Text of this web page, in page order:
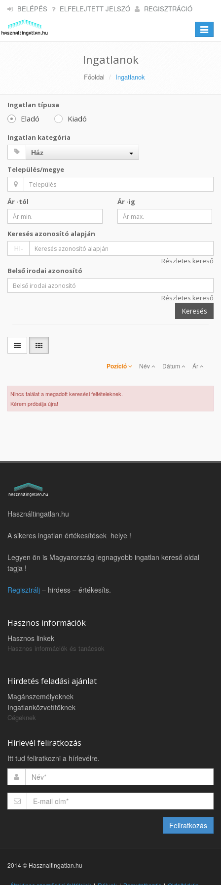
BELÉPÉS ELFELEJTETT JELSZÓ REGISZTRÁCIÓ
Toggle
Ingatlanok
Főoldal Ingatlanok
Ingatlan típusa
Eladó Kiadó
Ingatlan kategória
Ház
Település/megye
Ár -tól Ár -ig
Keresés azonosító alapján
HI-
Részletes kereső
Belső irodai azonosító
Részletes kereső
Keresés
Pozíció Név Dátum Ár
Nincs találat a megadott keresési feltételeknek.
Kérem próbálja újra!
Használtingatlan.hu
A sikeres ingatlan értékesítések helye !
Legyen ön is Magyarország legnagyobb ingatlan kereső oldal
tagja !
Regisztrálj – hirdess – értékesíts.
Hasznos információk
Hasznos linkek
Hasznos információk és tanácsok
Hirdetés feladási ajánlat
Magánszemélyeknek
Ingatlanközvetítőknek
Cégeknek
Hírlevél feliratkozás
Itt tud feliratkozni a hírlevélre.
Feliratkozás
2014 © Hasznaltingatlan.hu